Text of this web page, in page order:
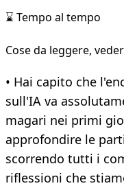
⌛ Tempo al tempo
Cose da leggere,
• Hai capito che
sull'IA va
magari nei primi
approfondire le
scorrendo tutti i
riflessioni che